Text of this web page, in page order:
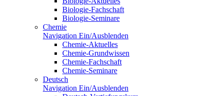
Biologie-Fachschaft
Biologie-Seminare
Chemie
Navigation Ein/Ausblenden
Chemie-Aktuelles
Chemie-Grundwissen
Chemie-Fachschaft
Chemie-Seminare
Deutsch
Navigation Ein/Ausblenden